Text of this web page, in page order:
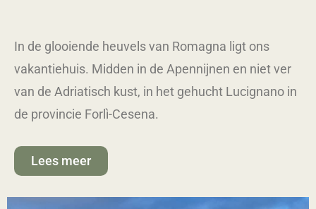
In de glooiende heuvels van Romagna ligt ons
vakantiehuis. Midden in de Apennijnen en niet ver
van de Adriatisch kust, in het gehucht Lucignano in
de provincie Forlì-Cesena.
Lees meer